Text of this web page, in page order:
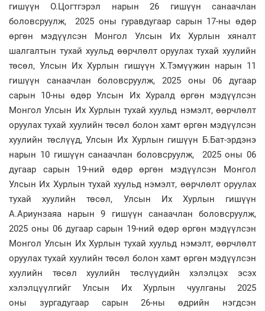
гишүүн О.Цогтгэрэл нарын 26 гишүүн санаачлан
боловсруулж, 2025 оны гуравдугаар сарын 17-ны өдөр
өргөн мэдүүлсэн Монгол Улсын Их Хурлын хяналт
шалгалтын тухай хуульд өөрчлөлт оруулах тухай хуулийн
төсөл, Улсын Их Хурлын гишүүн Х.Тэмүүжин нарын 11
гишүүн санаачлан боловсруулж, 2025 оны 06 дугаар
сарын 10-ны өдөр Улсын Их Хуралд өргөн мэдүүлсэн
Монгол Улсын Их Хурлын тухай хуульд нэмэлт, өөрчлөлт
оруулах тухай хуулийн төсөл болон хамт өргөн мэдүүлсэн
хуулийн төслүүд, Улсын Их Хурлын гишүүн Б.Бат-эрдэнэ
нарын 10 гишүүн санаачлан боловсруулж, 2025 оны 06
дугаар сарын 19-ний өдөр өргөн мэдүүлсэн Монгол
Улсын Их Хурлын тухай хуульд нэмэлт, өөрчлөлт оруулах
тухай хуулийн төсөл, Улсын Их Хурлын гишүүн
А.Ариунзаяа нарын 9 гишүүн санаачлан боловсруулж,
2025 оны 06 дугаар сарын 19-ний өдөр өргөн мэдүүлсэн
Монгол Улсын Их Хурлын тухай хуульд нэмэлт, өөрчлөлт
оруулах тухай хуулийн төсөл болон хамт өргөн мэдүүлсэн
хуулийн төсөл хуулийн төслүүдийн хэлэлцэх эсэх
хэлэлцүүлгийг Улсын Их Хурлын чуулганы 2025
оны зургадугаар сарын 26-ны өдрийн нэгдсэн